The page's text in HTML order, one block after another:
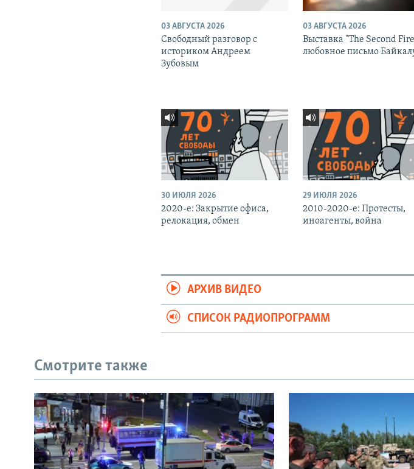
03 АВГУСТА 2026
Свободный разговор с
историком Андреем
Зубовым
03 АВГУСТА 2026
Выставка "The Second
любовное письмо
30 ИЮЛЯ 2026
2020-е: Закрытие офиса,
релокация, обмен
29 ИЮЛЯ 2026
2010-2020-е: Протесты,
иноагенты, война
АРХИВ ВИДЕО
СПИСОК РАДИОПРОГРАММ
Смотрите также